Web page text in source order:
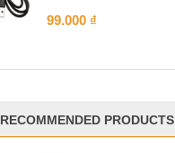
99.000 ₫
RECOMMENDED PRODUCTS